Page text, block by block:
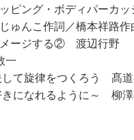
ング・ボディパーカ
んこ作詞／橋本祥路
ージする② 渡辺行野
一
て旋律をつくろう 髙道
になれるように～ 柳澤